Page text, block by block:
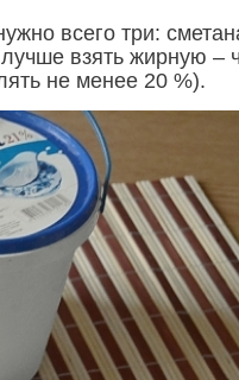
всего три:
взять жирную –
не менее 20 %).